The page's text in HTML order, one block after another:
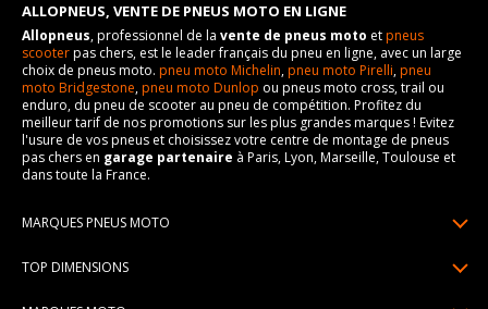
ALLOPNEUS, VENTE DE PNEUS MOTO EN LIGNE
Allopneus, professionnel de la vente de pneus moto etpneus
scooterpas chers, est le leader français du pneu en ligne, avec un large
choix de pneus moto. pneu moto Michelin,pneu moto Pirelli,pneu
moto Bridgestone,pneu moto Dunlop ou pneus moto cross, trail ou
enduro, du pneu de scooter au pneu de compétition. Profitez du
meilleur tarif de nos promotions sur les plus grandes marques ! Evitez
l'usure de vos pneus et choisissez votre centre de montage de pneus
pas chers en garage partenaire à Paris, Lyon, Marseille, Toulouse et
dans toute la France.
MARQUES PNEUS MOTO
TOP DIMENSIONS